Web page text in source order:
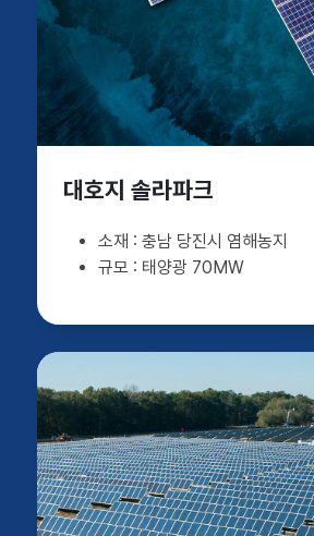
대호지 솔라파크
충남 당진시 염해농지
태양광 70MW